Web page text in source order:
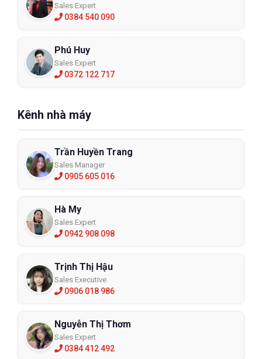
Sales Expert
0384 540 090
Phú Huy
Sales Expert
0372 122 717
Kênh nhà máy
Trần Huyền Trang
Sales Manager
0905 605 016
Hà My
Sales Expert
0942 908 098
Trịnh Thị Hậu
Sales Executive
0906 018 986
Nguyễn Thị Thơm
Sales Expert
0384 412 492